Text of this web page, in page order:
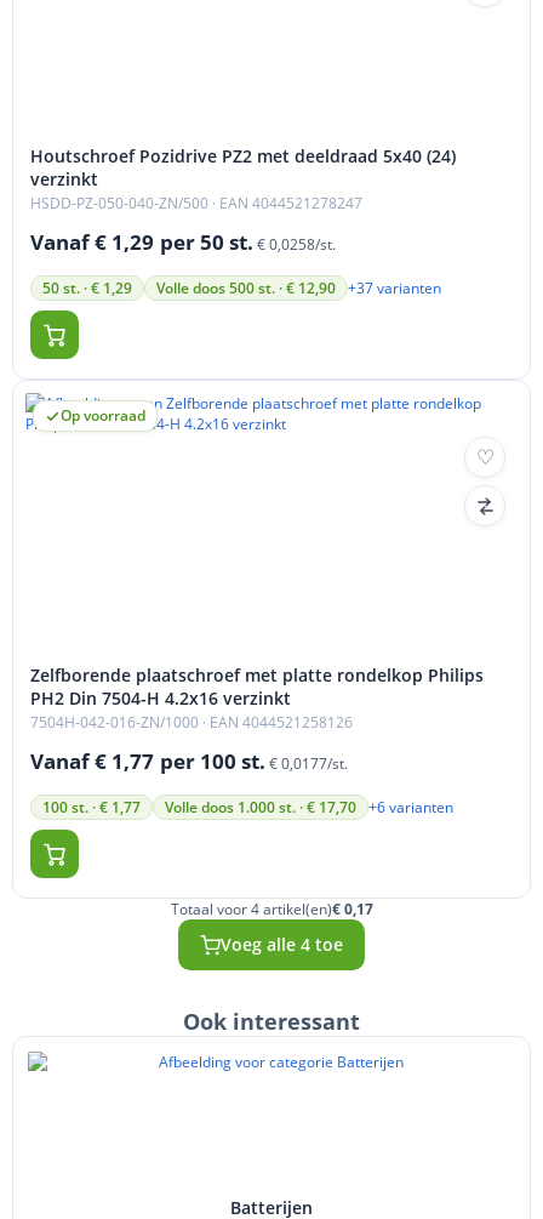
Houtschroef Pozidrive PZ2 met deeldraad 5x40 (24)
verzinkt
HSDD-PZ-050-040-ZN/500 · EAN 4044521278247
Vanaf € 1,29 per 50 st. € 0,0258/st.
50 st. · € 1,29 Volle doos 500 st. · € 12,90 +37 varianten
Op voorraad
Zelfborende plaatschroef met platte rondelkop Philips
PH2 Din 7504-H 4.2x16 verzinkt
7504H-042-016-ZN/1000 · EAN 4044521258126
Vanaf € 1,77 per 100 st. € 0,0177/st.
100 st. · € 1,77 Volle doos 1.000 st. · € 17,70 +6 varianten
Totaal voor 4 artikel(en)€ 0,17
Voeg alle 4 toe
Ook interessant
Batterijen